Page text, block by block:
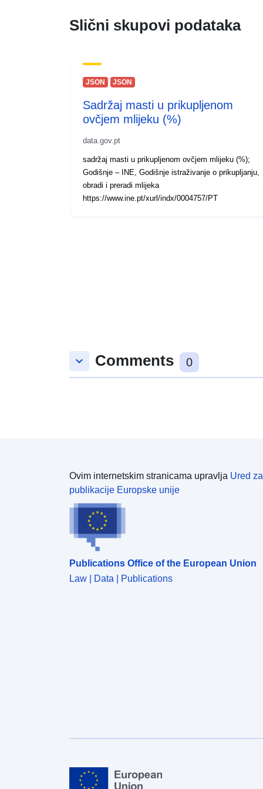
Slični skupovi podataka
JSON JSON
Sadržaj masti u prikupljenom
ovčjem mlijeku (%)
data.gov.pt
sadržaj masti u prikupljenom ovčjem mlijeku (%);
Godišnje – INE, Godišnje istraživanje o prikupljanju,
obradi i preradi mlijeka
https://www.ine.pt/xurl/indx/0004757/PT
keyboard_arrow_down Comments 0
Ovim internetskim stranicama upravlja Ured za
publikacije Europske unije
Publications Office of the European Union
Law | Data | Publications